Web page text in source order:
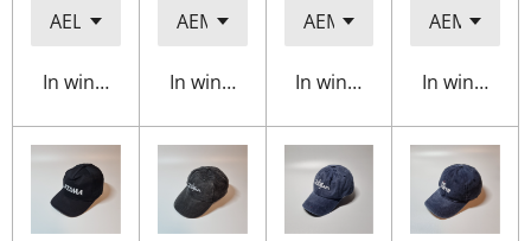
In winkelwagenIn winkelwagenIn winkelwagenIn